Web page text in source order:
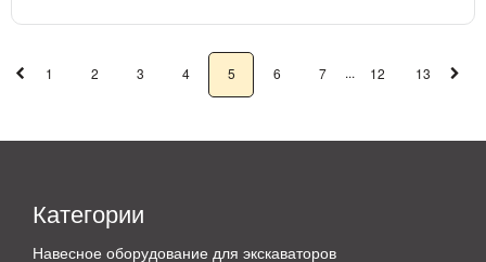
1 2 3 4 5 6 7 ... 12 13
Категории
Навесное оборудование для экскаваторов